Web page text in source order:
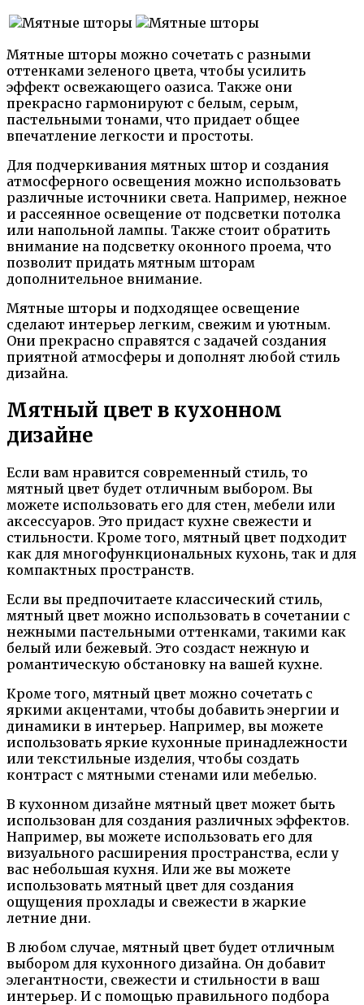
Мятные шторы можно сочетать с разными
оттенками зеленого цвета, чтобы усилить
эффект освежающего оазиса. Также они
прекрасно гармонируют с белым, серым,
пастельными тонами, что придает общее
впечатление легкости и простоты.
Для подчеркивания мятных штор и создания
атмосферного освещения можно использовать
различные источники света. Например, нежное
и рассеянное освещение от подсветки потолка
или напольной лампы. Также стоит обратить
внимание на подсветку оконного проема, что
позволит придать мятным шторам
дополнительное внимание.
Мятные шторы и подходящее освещение
сделают интерьер легким, свежим и уютным.
Они прекрасно справятся с задачей создания
приятной атмосферы и дополнят любой стиль
дизайна.
Мятный цвет в кухонном
дизайне
Если вам нравится современный стиль, то
мятный цвет будет отличным выбором. Вы
можете использовать его для стен, мебели или
аксессуаров. Это придаст кухне свежести и
стильности. Кроме того, мятный цвет подходит
как для многофункциональных кухонь, так и для
компактных пространств.
Если вы предпочитаете классический стиль,
мятный цвет можно использовать в сочетании с
нежными пастельными оттенками, такими как
белый или бежевый. Это создаст нежную и
романтическую обстановку на вашей кухне.
Кроме того, мятный цвет можно сочетать с
яркими акцентами, чтобы добавить энергии и
динамики в интерьер. Например, вы можете
использовать яркие кухонные принадлежности
или текстильные изделия, чтобы создать
контраст с мятными стенами или мебелью.
В кухонном дизайне мятный цвет может быть
использован для создания различных эффектов.
Например, вы можете использовать его для
визуального расширения пространства, если у
вас небольшая кухня. Или же вы можете
использовать мятный цвет для создания
ощущения прохлады и свежести в жаркие
летние дни.
В любом случае, мятный цвет будет отличным
выбором для кухонного дизайна. Он добавит
элегантности, свежести и стильности в ваш
интерьер. И с помощью правильного подбора